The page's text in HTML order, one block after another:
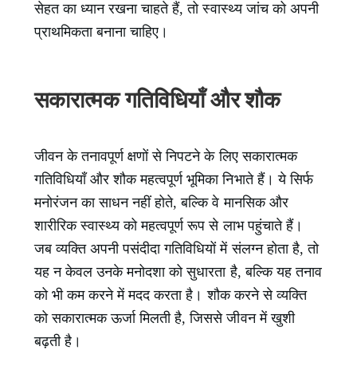
सेहत का ध्यान रखना चाहते हैं, तो स्वास्थ्य जांच को अपनी
प्राथमिकता बनाना चाहिए।
सकारात्मक गतिविधियाँ और शौक
जीवन के तनावपूर्ण क्षणों से निपटने के लिए सकारात्मक
गतिविधियाँ और शौक महत्वपूर्ण भूमिका निभाते हैं। ये सिर्फ
मनोरंजन का साधन नहीं होते, बल्कि वे मानसिक और
शारीरिक स्वास्थ्य को महत्वपूर्ण रूप से लाभ पहुंचाते हैं।
जब व्यक्ति अपनी पसंदीदा गतिविधियों में संलग्न होता है, तो
यह न केवल उनके मनोदशा को सुधारता है, बल्कि यह तनाव
को भी कम करने में मदद करता है। शौक करने से व्यक्ति
को सकारात्मक ऊर्जा मिलती है, जिससे जीवन में खुशी
बढ़ती है।